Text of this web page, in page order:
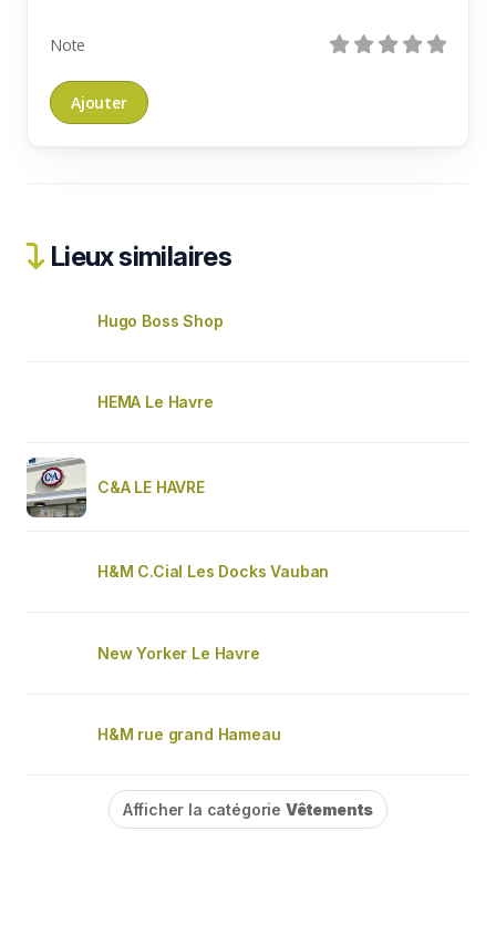
Note
Lieux similaires
Hugo Boss Shop
HEMA Le Havre
C&A LE HAVRE
H&M C.Cial Les Docks Vauban
New Yorker Le Havre
H&M rue grand Hameau
Afficher la catégorie Vêtements